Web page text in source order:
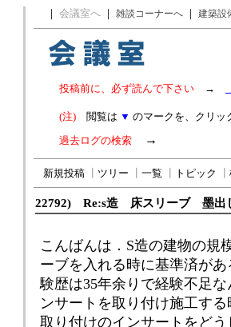
｜ 会議室へ ｜ 雑談コーナーへ ｜ 建築設
投稿前に、必ず読んで下さい →
(注) 閲覧は ▼ のマークを、クリッ
過去ログの検索 →
新規投稿 ツリー 一覧 トピック
22792) Re:s造 床スリーブ 墨出
こんばんは．S造の建物の規
ーブを入れる時に基準済が
験歴は35年余りで経験不足
ンサートを取り付け施工す
取り付けのインサートをど